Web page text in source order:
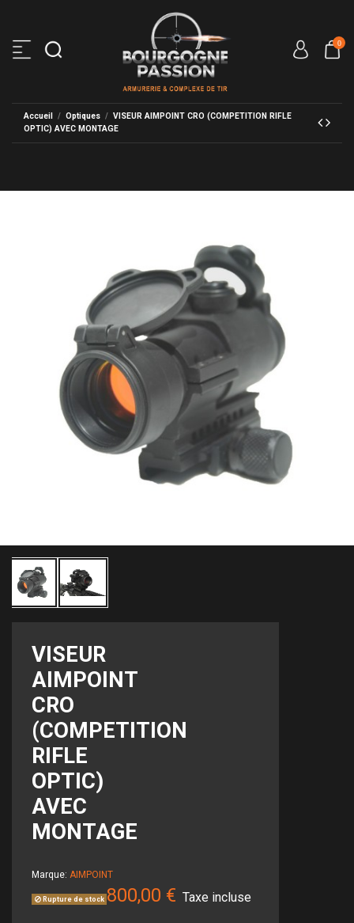
0
Accueil Optiques
VISEUR AIMPOINT CRO (COMPETITION RIFLE
OPTIC) AVEC MONTAGE
VISEUR
AIMPOINT
CRO
(COMPETITION
RIFLE
OPTIC)
AVEC
MONTAGE
Marque: AIMPOINT
Rupture de stock 800,00 € Taxe incluse